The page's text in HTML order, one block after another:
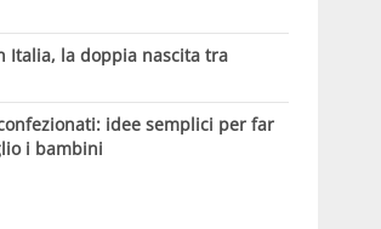
Italia, la doppia nascita tra
idee semplici per far
i bambini